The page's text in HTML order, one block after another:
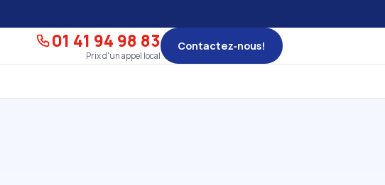
01 41 94 98 83
Prix d'un appel local
Contactez‑nous!